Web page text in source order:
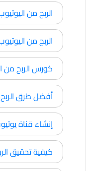
الربح من
الربح من
كورس الربح من
أفضل طرق
إنشاء قناة يوتيوب
كيفية تحقيق